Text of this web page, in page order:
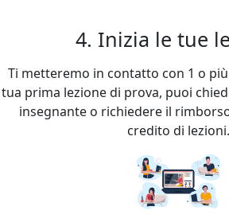
4. Inizia le tue
Ti metteremo in contatto con 1 o
tua prima lezione di prova, puoi
insegnante o richiedere il
credito di lezioni.